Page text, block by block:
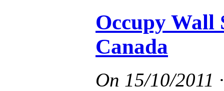
Occupy Wall
Canada
On 15/10/2011